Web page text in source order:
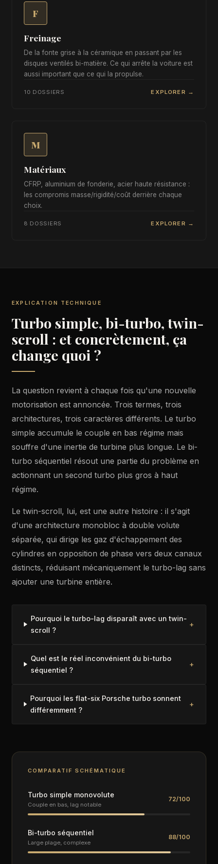
F
Freinage
De la fonte grise à la céramique en passant par les
disques ventilés bi-matière. Ce qui arrête la voiture est
aussi important que ce qui la propulse.
10 DOSSIERS EXPLORER →
M
Matériaux
CFRP, aluminium de fonderie, acier haute résistance :
les compromis masse/rigidité/coût derrière chaque
choix.
8 DOSSIERS EXPLORER →
EXPLICATION TECHNIQUE
Turbo simple, bi-turbo, twin-
scroll : et concrètement, ça
change quoi ?
La question revient à chaque fois qu'une nouvelle
motorisation est annoncée. Trois termes, trois
architectures, trois caractères différents. Le turbo
simple accumule le couple en bas régime mais
souffre d'une inertie de turbine plus longue. Le bi-
turbo séquentiel résout une partie du problème en
actionnant un second turbo plus gros à haut
régime.
Le twin-scroll, lui, est une autre histoire : il s'agit
d'une architecture monobloc à double volute
séparée, qui dirige les gaz d'échappement des
cylindres en opposition de phase vers deux canaux
distincts, réduisant mécaniquement le turbo-lag sans
ajouter une turbine entière.
Pourquoi le turbo-lag disparaît avec un twin-
scroll ?
+
Quel est le réel inconvénient du bi-turbo
séquentiel ?
+
Pourquoi les flat-six Porsche turbo sonnent
différemment ?
+
COMPARATIF SCHÉMATIQUE
Turbo simple monovolute
Couple en bas, lag notable
72/100
Bi-turbo séquentiel
Large plage, complexe
88/100